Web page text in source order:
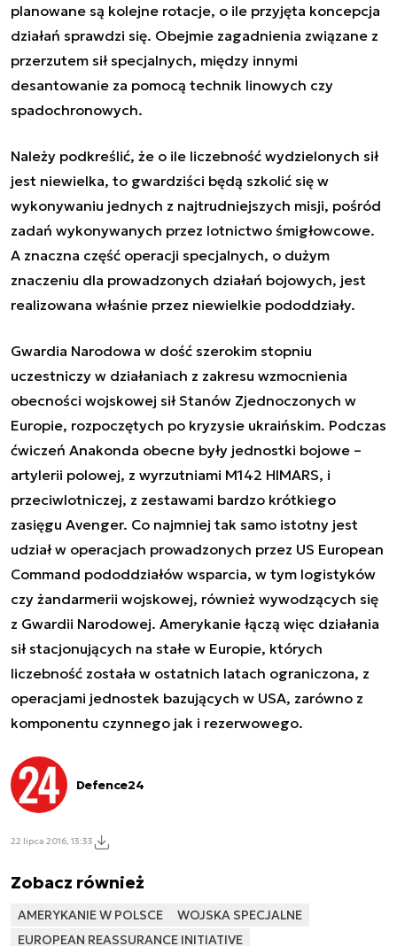
planowane są kolejne rotacje, o ile przyjęta koncepcja
działań sprawdzi się. Obejmie zagadnienia związane z
przerzutem sił specjalnych, między innymi
desantowanie za pomocą technik linowych czy
spadochronowych.
Należy podkreślić, że o ile liczebność wydzielonych sił
jest niewielka, to gwardziści będą szkolić się w
wykonywaniu jednych z najtrudniejszych misji, pośród
zadań wykonywanych przez lotnictwo śmigłowcowe.
A znaczna część operacji specjalnych, o dużym
znaczeniu dla prowadzonych działań bojowych, jest
realizowana właśnie przez niewielkie pododdziały.
Gwardia Narodowa w dość szerokim stopniu
uczestniczy w działaniach z zakresu wzmocnienia
obecności wojskowej sił Stanów Zjednoczonych w
Europie, rozpoczętych po kryzysie ukraińskim. Podczas
ćwiczeń Anakonda obecne były jednostki bojowe –
artylerii polowej, z wyrzutniami M142 HIMARS, i
przeciwlotniczej, z zestawami bardzo krótkiego
zasięgu Avenger. Co najmniej tak samo istotny jest
udział w operacjach prowadzonych przez US European
Command pododdziałów wsparcia, w tym logistyków
czy żandarmerii wojskowej, również wywodzących się
z Gwardii Narodowej. Amerykanie łączą więc działania
sił stacjonujących na stałe w Europie, których
liczebność została w ostatnich latach ograniczona, z
operacjami jednostek bazujących w USA, zarówno z
komponentu czynnego jak i rezerwowego.
Defence24
22 lipca 2016, 13:33
Zobacz również
AMERYKANIE W POLSCE
WOJSKA SPECJALNE
EUROPEAN REASSURANCE INITIATIVE